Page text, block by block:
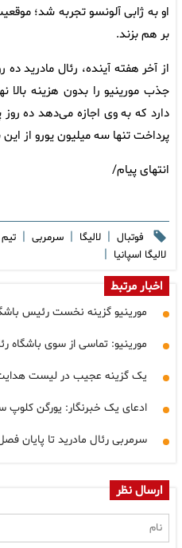
او به ژابی آلونسو تجربه شد؛
بر هم بزند.
از آخر هفته آینده، رئال مادرید
جذب مورینیو را بدون هزینه بالا
دارد که به وی اجازه می‌دهد ده
پرداخت تنها سه میلیون یورو از
انتهای پیام/
فوتبال | لالیگا | سرمربی |
لالیگا اسپانیا |
اخبار مرتبط
مورینیو گزینه نخست رئیس
مورینیو: تماسی از سوی باشگاه
یک گزینه عجیب در لیست هدایت
ادعای یک خبرنگار: یورگن
سرمربی رئال مادرید تا پایان
ارسال نظر